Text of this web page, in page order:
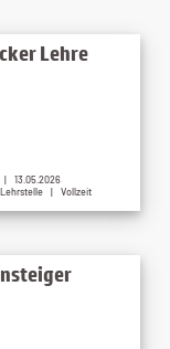
Lehre
13.05.2026
| Vollzeit